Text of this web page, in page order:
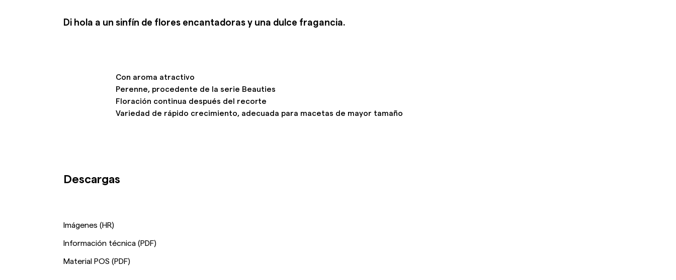
Di hola a un sinfín de flores encantadoras y una dulce fragancia.
Con aroma atractivo
Perenne, procedente de la serie Beauties
Floración continua después del recorte
Variedad de rápido crecimiento, adecuada para macetas de mayor tamaño
Descargas
Imágenes (HR)
Información técnica (PDF)
Material POS (PDF)